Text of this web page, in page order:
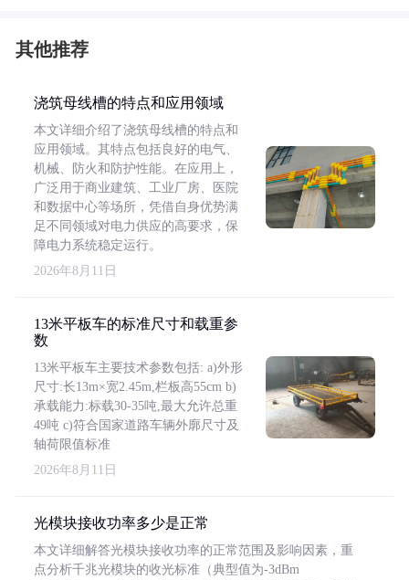
其他推荐
浇筑母线槽的特点和应用领域
本文详细介绍了浇筑母线槽的特点和
应用领域。其特点包括良好的电气、
机械、防火和防护性能。在应用上，
广泛用于商业建筑、工业厂房、医院
和数据中心等场所，凭借自身优势满
足不同领域对电力供应的高要求，保
障电力系统稳定运行。
2026年8月11日
13米平板车的标准尺寸和载重参
数
13米平板车主要技术参数包括: a)外形
尺寸:长13m×宽2.45m,栏板高55cm b)
承载能力:标载30-35吨,最大允许总重
49吨 c)符合国家道路车辆外廓尺寸及
轴荷限值标准
2026年8月11日
光模块接收功率多少是正常
本文详细解答光模块接收功率的正常范围及影响因素，重
点分析千兆光模块的收光标准（典型值为-3dBm